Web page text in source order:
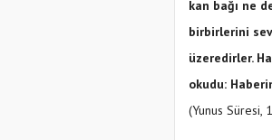
kan bağı ne
birbirlerini
üzeredirler.
okudu:
(Yunus Süresi,